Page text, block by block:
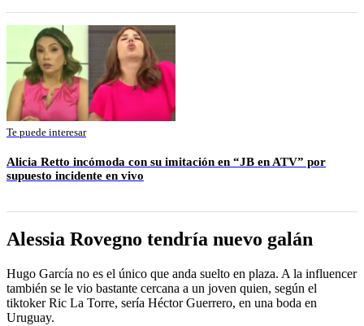
Te puede interesar
Alicia Retto incómoda con su imitación en “JB en ATV” por
supuesto incidente en vivo
Alessia Rovegno tendría nuevo galán
Hugo García no es el único que anda suelto en plaza. A la influencer
también se le vio bastante cercana a un joven quien, según el
tiktoker Ric La Torre, sería Héctor Guerrero, en una boda en
Uruguay.